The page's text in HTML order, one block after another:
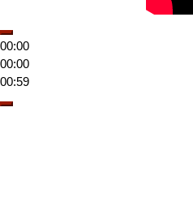
00:00
00:00
00:59